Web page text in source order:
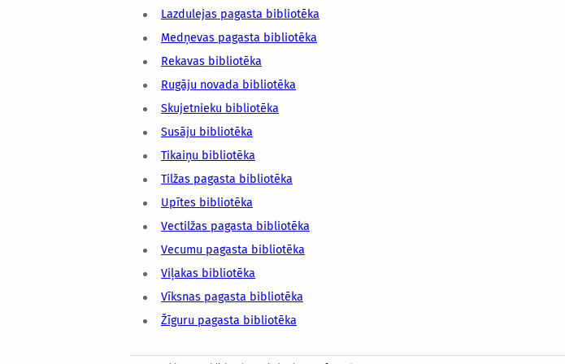
Lazdulejas pagasta bibliotēka
Medņevas pagasta bibliotēka
Rekavas bibliotēka
Rugāju novada bibliotēka
Skujetnieku bibliotēka
Susāju bibliotēka
Tikaiņu bibliotēka
Tilžas pagasta bibliotēka
Upītes bibliotēka
Vectilžas pagasta bibliotēka
Vecumu pagasta bibliotēka
Viļakas bibliotēka
Vīksnas pagasta bibliotēka
Žīguru pagasta bibliotēka